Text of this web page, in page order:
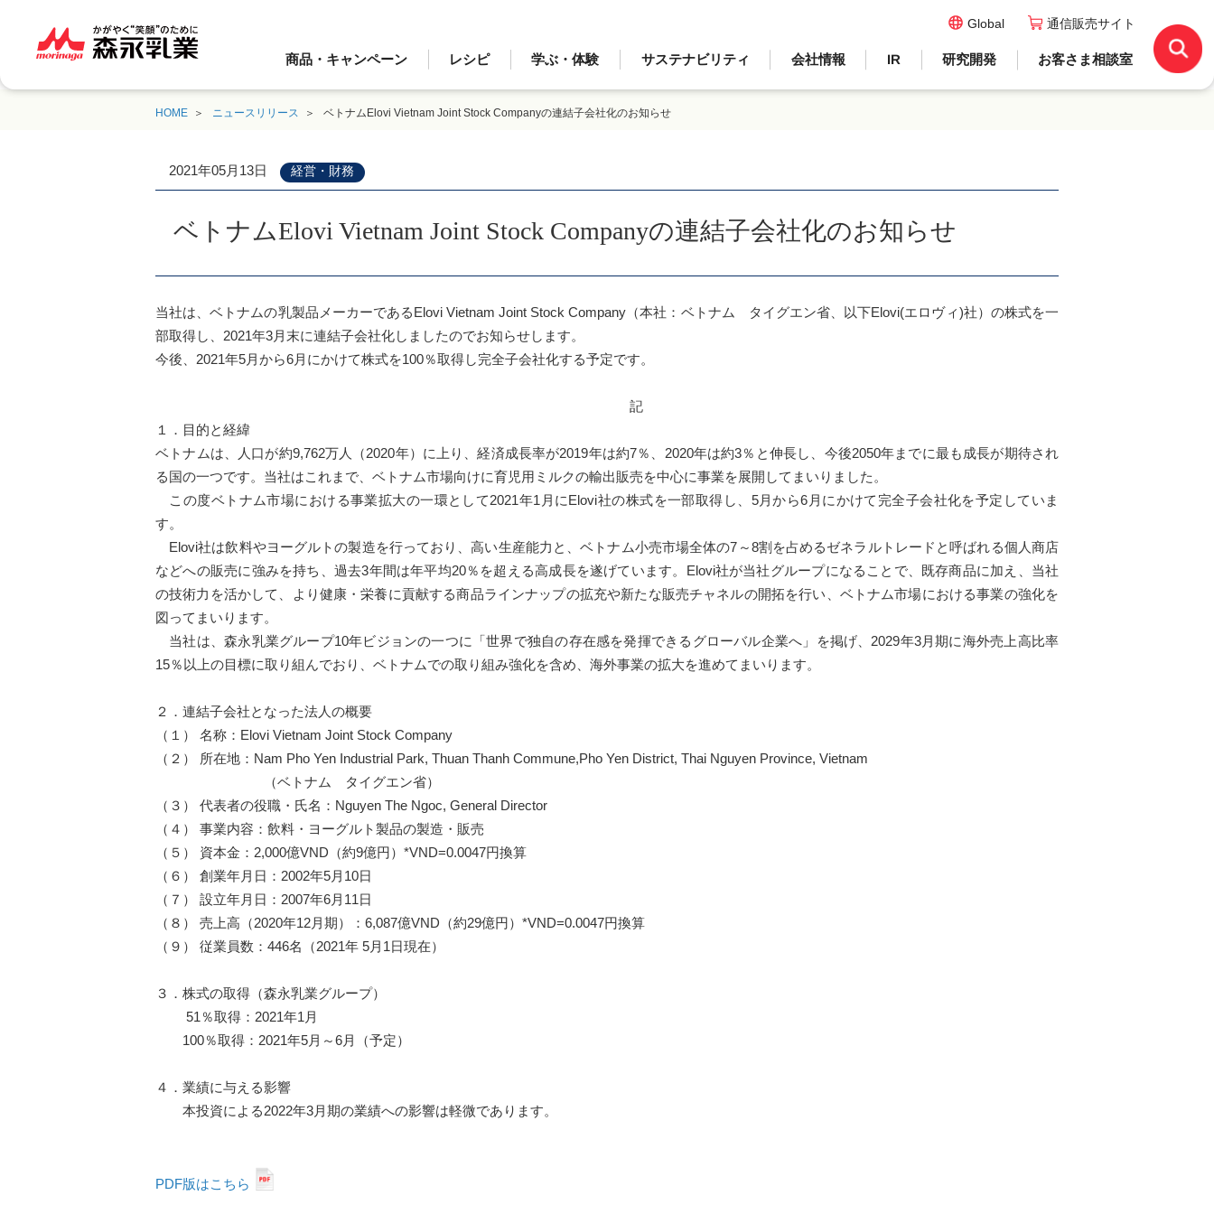
商品・キャンペーン レシピ 学ぶ・体験 サステナビリティ 会社情報 IR 研究開発 お客さま相談室
Global 通信販売サイト
HOME ニュースリリース ベトナムElovi Vietnam Joint Stock Companyの連結子会社化のお知らせ
2021年05月13日 経営・財務
ベトナムElovi Vietnam Joint Stock Companyの連結子会社化のお知らせ
当社は、ベトナムの乳製品メーカーであるElovi Vietnam Joint Stock Company（本社：ベトナム タイグエン省、以下Elovi(エロヴィ)社）の株式を一
部取得し、2021年3月末に連結子会社化しましたのでお知らせします。
今後、2021年5月から6月にかけて株式を100％取得し完全子会社化する予定です。
記
１．目的と経緯
ベトナムは、人口が約9,762万人（2020年）に上り、経済成長率が2019年は約7％、2020年は約3％と伸長し、今後2050年までに最も成長が期待され
る国の一つです。当社はこれまで、ベトナム市場向けに育児用ミルクの輸出販売を中心に事業を展開してまいりました。
この度ベトナム市場における事業拡大の一環として2021年1月にElovi社の株式を一部取得し、5月から6月にかけて完全子会社化を予定していま
す。
Elovi社は飲料やヨーグルトの製造を行っており、高い生産能力と、ベトナム小売市場全体の7～8割を占めるゼネラルトレードと呼ばれる個人商店
などへの販売に強みを持ち、過去3年間は年平均20％を超える高成長を遂げています。Elovi社が当社グループになることで、既存商品に加え、当社
の技術力を活かして、より健康・栄養に貢献する商品ラインナップの拡充や新たな販売チャネルの開拓を行い、ベトナム市場における事業の強化を
図ってまいります。
当社は、森永乳業グループ10年ビジョンの一つに「世界で独自の存在感を発揮できるグローバル企業へ」を掲げ、2029年3月期に海外売上高比率
15％以上の目標に取り組んでおり、ベトナムでの取り組み強化を含め、海外事業の拡大を進めてまいります。
２．連結子会社となった法人の概要
（１） 名称：Elovi Vietnam Joint Stock Company
（２） 所在地：Nam Pho Yen Industrial Park, Thuan Thanh Commune,Pho Yen District, Thai Nguyen Province, Vietnam
（ベトナム タイグエン省）
（３） 代表者の役職・氏名：Nguyen The Ngoc, General Director
（４） 事業内容：飲料・ヨーグルト製品の製造・販売
（５） 資本金：2,000億VND（約9億円）*VND=0.0047円換算
（６） 創業年月日：2002年5月10日
（７） 設立年月日：2007年6月11日
（８） 売上高（2020年12月期）：6,087億VND（約29億円）*VND=0.0047円換算
（９） 従業員数：446名（2021年 5月1日現在）
３．株式の取得（森永乳業グループ）
51％取得：2021年1月
100％取得：2021年5月～6月（予定）
４．業績に与える影響
本投資による2022年3月期の業績への影響は軽微であります。
PDF版はこちら